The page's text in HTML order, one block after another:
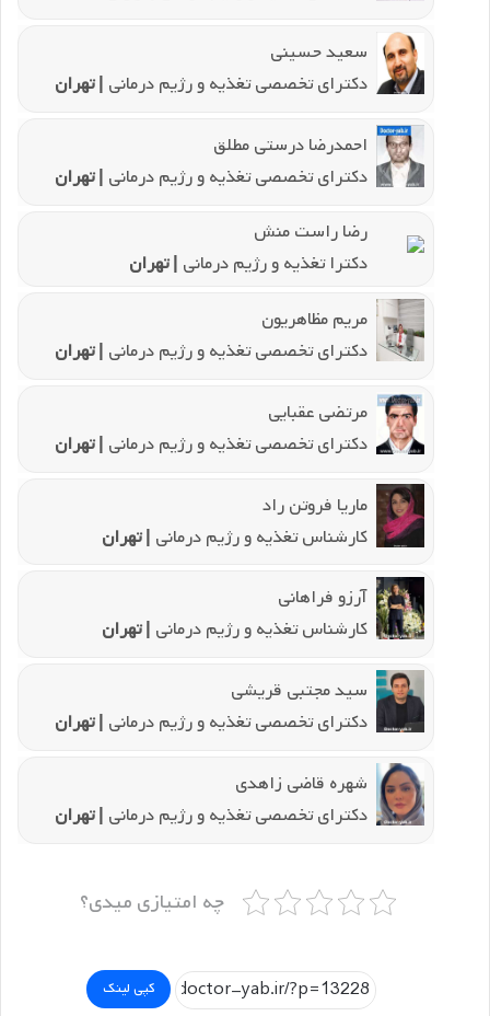
سعید حسینی
دکترای تخصصی تغذیه و رژیم درمانی | تهران
احمدرضا درستی مطلق
دکترای تخصصی تغذیه و رژیم درمانی | تهران
رضا راست منش
دکترا تغذیه و رژیم درمانی | تهران
مریم مظاهریون
دکترای تخصصی تغذیه و رژیم درمانی | تهران
مرتضی عقبایی
دکترای تخصصی تغذیه و رژیم درمانی | تهران
ماریا فروتن راد
کارشناس تغذیه و رژیم درمانی | تهران
آرزو فراهانی
کارشناس تغذیه و رژیم درمانی | تهران
سید مجتبی قریشی
دکترای تخصصی تغذیه و رژیم درمانی | تهران
شهره قاضی زاهدی
دکترای تخصصی تغذیه و رژیم درمانی | تهران
چه امتیازی میدی؟
کپی لینک